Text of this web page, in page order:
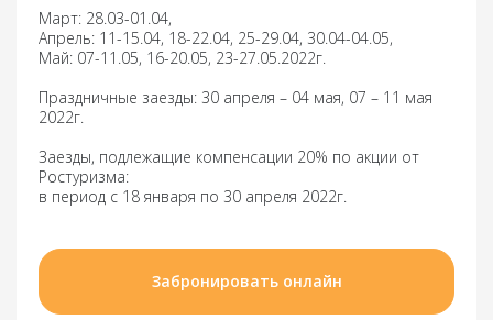
Март: 28.03-01.04,
Апрель: 11-15.04, 18-22.04, 25-29.04, 30.04-04.05,
Май: 07-11.05, 16-20.05, 23-27.05.2022г.
Праздничные заезды: 30 апреля – 04 мая, 07 – 11 мая
2022г.
Заезды, подлежащие компенсации 20% по акции от
Ростуризма:
в период с 18 января по 30 апреля 2022г.
Забронировать онлайн